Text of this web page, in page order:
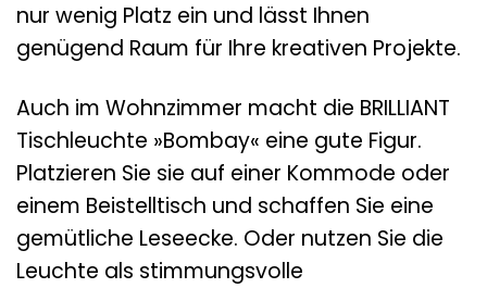
nur wenig Platz ein und lässt Ihnen
genügend Raum für Ihre kreativen Projekte.
Auch im Wohnzimmer macht die BRILLIANT
Tischleuchte »Bombay« eine gute Figur.
Platzieren Sie sie auf einer Kommode oder
einem Beistelltisch und schaffen Sie eine
gemütliche Leseecke. Oder nutzen Sie die
Leuchte als stimmungsvolle